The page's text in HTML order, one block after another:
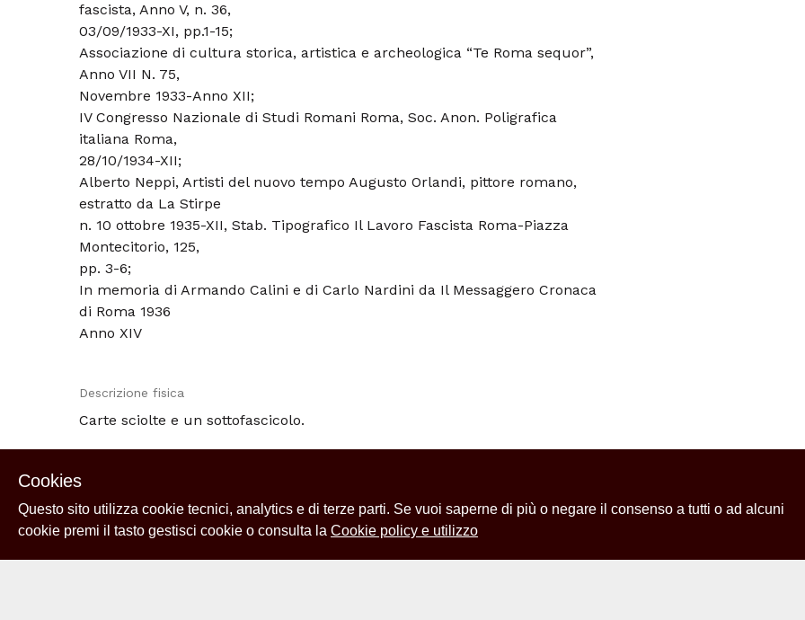
fascista, Anno V, n. 36,
03/09/1933-XI, pp.1-15;
Associazione di cultura storica, artistica e archeologica “Te Roma sequor”,
Anno VII N. 75,
Novembre 1933-Anno XII;
IV Congresso Nazionale di Studi Romani Roma, Soc. Anon. Poligrafica
italiana Roma,
28/10/1934-XII;
Alberto Neppi, Artisti del nuovo tempo Augusto Orlandi, pittore romano,
estratto da La Stirpe
n. 10 ottobre 1935-XII, Stab. Tipografico Il Lavoro Fascista Roma-Piazza
Montecitorio, 125,
pp. 3-6;
In memoria di Armando Calini e di Carlo Nardini da Il Messaggero Cronaca
di Roma 1936
Anno XIV
Descrizione fisica
Carte sciolte e un sottofascicolo.
Cookies
Questo sito utilizza cookie tecnici, analytics e di terze parti. Se vuoi saperne di più o negare il consenso a tutti o ad alcuni
cookie premi il tasto gestisci cookie o consulta la Cookie policy e utilizzo